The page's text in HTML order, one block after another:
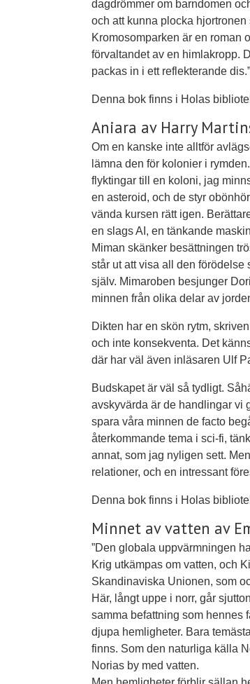
dagdrömmer om barndomen
och att kunna plocka hjortronen
Kromosomparken är en roman
förvaltandet av en himlakropp.
packas in i ett reflekterande dis.”
Denna bok finns i Holas
Aniara av Harry
Om en kanske inte alltför
lämna den för kolonier i
flyktingar till en koloni, jag
en asteroid, och de styr
vända kursen rätt igen.
en slags AI, en tänkande
Miman skänker besättningen
står ut att visa all den förödelse
själv. Mimaroben besjunger
minnen från olika delar av
Dikten har en skön rytm,
och inte konsekventa. Det
där har väl även inläsaren Ulf
Budskapet är väl så tydligt.
avskyvärda är de handlingar vi
spara våra minnen de facto
återkommande tema i sci-fi,
annat, som jag nyligen sett.
relationer, och en intressant
Denna bok finns i Holas
Minnet av vatten av
”Den globala uppvärmningen
Krig utkämpas om vatten, och
Skandinaviska Unionen, som
Här, långt uppe i norr, går
samma befattning som hennes
djupa hemligheter. Bara
finns. Som den naturliga källa
Norias by med vatten.